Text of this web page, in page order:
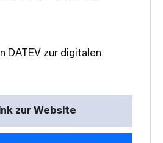
DATEV zur digitalen
zur Website